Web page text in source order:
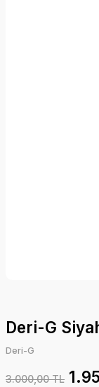
Deri-G
Deri-G
3.000,00 TL